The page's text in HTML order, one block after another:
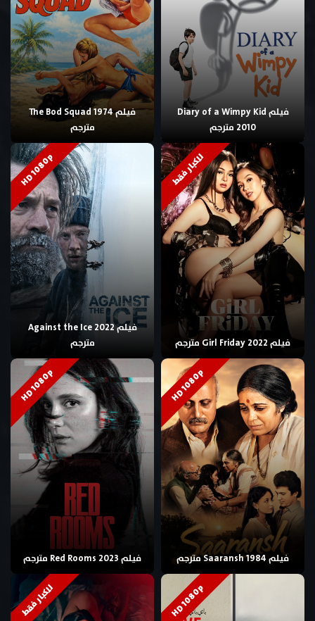
فيلم Diary of a Wimpy Kid
2010 مترجم
فيلم The Bod Squad 1974
مترجم
للكبار فقط
فيلم Girl Friday 2022 مترجم
HD 1080p
فيلم Against the Ice 2022
مترجم
HD 1080p
فيلم Saaransh 1984 مترجم
HD 1080p
فيلم Red Rooms 2023 مترجم
HD 1080p للكبار فقط